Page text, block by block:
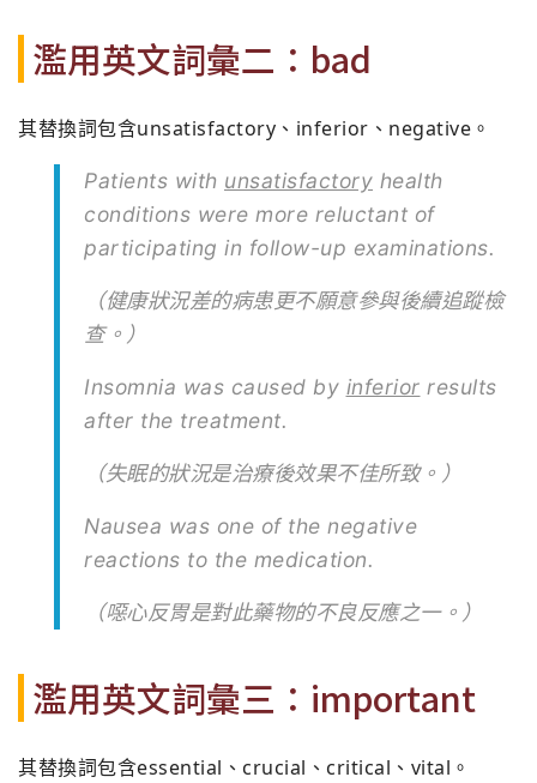
濫用英文詞彙二：bad
其替換詞包含unsatisfactory、inferior、negative。
Patients with unsatisfactory health
conditions were more reluctant of
participating in follow-up examinations.
（健康狀況差的病患更不願意參與後續追蹤檢
查。）
Insomnia was caused by inferior results
after the treatment.
（失眠的狀況是治療後效果不佳所致。）
Nausea was one of the negative
reactions to the medication.
（噁心反胃是對此藥物的不良反應之一。）
濫用英文詞彙三：important
其替換詞包含essential、crucial、critical、vital。